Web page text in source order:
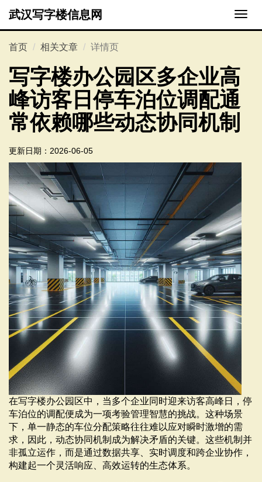
切
换
武汉写字楼信息网
首页 相关文章 详情页
写字楼办公园区多企业高
峰访客日停车泊位调配通
常依赖哪些动态协同机制
更新日期： 2026-06-05
在写字楼办公园区中，当多个企业同时迎来访客高峰日，停
车泊位的调配便成为一项考验管理智慧的挑战。这种场景
下，单一静态的车位分配策略往往难以应对瞬时激增的需
求，因此，动态协同机制成为解决矛盾的关键。这些机制并
非孤立运作，而是通过数据共享、实时调度和跨企业协作，
构建起一个灵活响应、高效运转的生态体系。